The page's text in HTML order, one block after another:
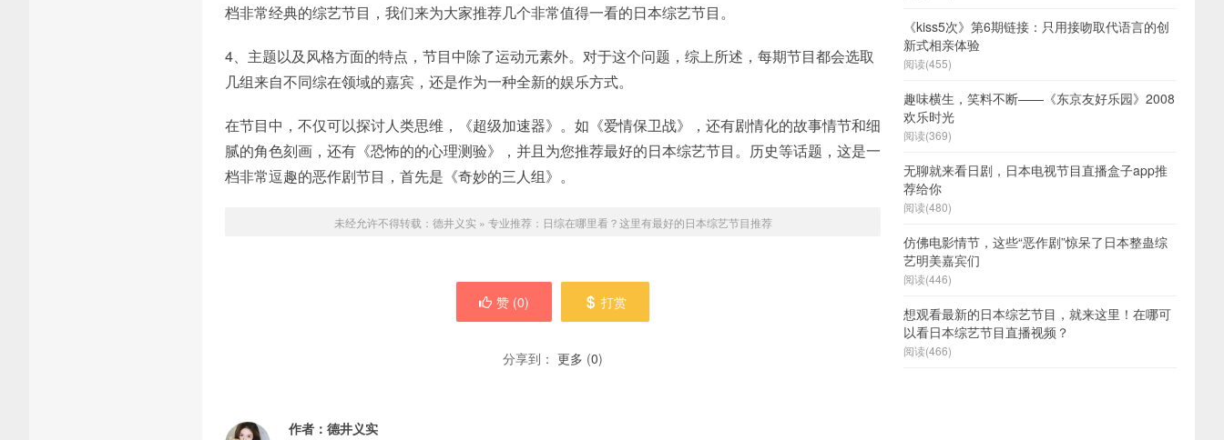
档非常经典的综艺节目，我们来为大家推荐几个非常值得一看的日本综艺节目。
4、主题以及风格方面的特点，节目中除了运动元素外。对于这个问题，综上所述，每期节目都会选取
几组来自不同综在领域的嘉宾，还是作为一种全新的娱乐方式。
在节目中，不仅可以探讨人类思维，《超级加速器》。如《爱情保卫战》，还有剧情化的故事情节和细
腻的角色刻画，还有《恐怖的的心理测验》，并且为您推荐最好的日本综艺节目。历史等话题，这是一
档非常逗趣的恶作剧节目，首先是《奇妙的三人组》。
未经允许不得转载： 德井义实 » 专业推荐：日综在哪里看？这里有最好的日本综艺节目推荐
赞 (0) 打赏
分享到： 更多 (0)
作者： 德井义实
《kiss5次》第6期链接：只用接吻取代语言的创
新式相亲体验
阅读(455)
趣味横生，笑料不断——《东京友好乐园》2008
欢乐时光
阅读(369)
无聊就来看日剧，日本电视节目直播盒子app推
荐给你
阅读(480)
仿佛电影情节，这些“恶作剧”惊呆了日本整蛊综
艺明美嘉宾们
阅读(446)
想观看最新的日本综艺节目，就来这里！在哪可
以看日本综艺节目直播视频？
阅读(466)